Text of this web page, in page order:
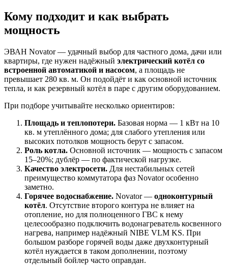
Кому подходит и как выбрать
мощность
ЭВАН Novator — удачный выбор для частного дома, дачи или
квартиры, где нужен надёжный электрический котёл со
встроенной автоматикой и насосом, а площадь не
превышает 280 кв. м. Он подойдёт и как основной источник
тепла, и как резервный котёл в паре с другим оборудованием.
При подборе учитывайте несколько ориентиров:
Площадь и теплопотери. Базовая норма — 1 кВт на 10
кв. м утеплённого дома; для слабого утепления или
высоких потолков мощность берут с запасом.
Роль котла. Основной источник — мощность с запасом
15–20%; дублёр — по фактической нагрузке.
Качество электросети. Для нестабильных сетей
преимущество коммутатора фаз Novator особенно
заметно.
Горячее водоснабжение. Novator — одноконтурный
котёл. Отсутствие второго контура не влияет на
отопление, но для полноценного ГВС к нему
целесообразно подключить водонагреватель косвенного
нагрева, например надёжный NIBE VLM KS. При
большом разборе горячей воды даже двухконтурный
котёл нуждается в таком дополнении, поэтому
отдельный бойлер часто оправдан.